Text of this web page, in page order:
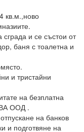
кв.м.,ново
и се състои от
баня с тоалетна и
и тристайни
на безплатна
ООД .
на банков
и подготвяне на